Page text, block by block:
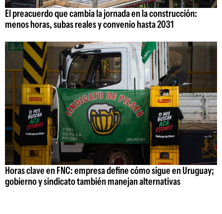
El preacuerdo que cambia la jornada en la construcción:
menos horas, subas reales y convenio hasta 2031
Horas clave en FNC: empresa define cómo sigue en Uruguay;
gobierno y sindicato también manejan alternativas